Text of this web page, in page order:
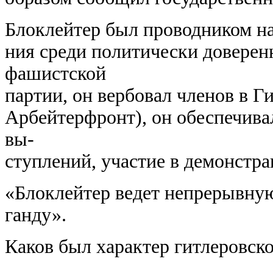
Блоклейтер был проводником
ния среди политически
фашистской
партии, он вербовал членов
Арбейтерфронт), он
вы-
ступлений, участие в
«Блоклейтер ведет
ганду».
Каков был характер